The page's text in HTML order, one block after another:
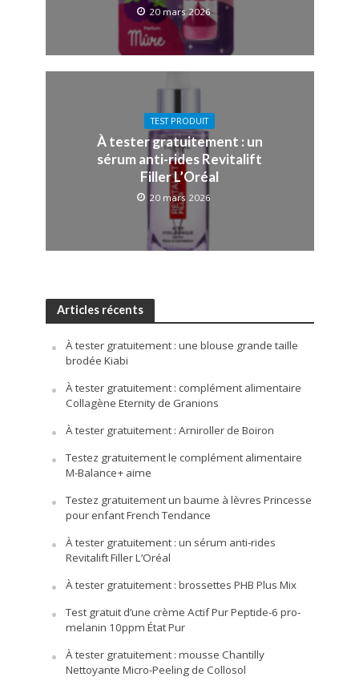
20 mars 2026
TEST PRODUIT
À tester gratuitement : un
sérum anti-rides Revitalift
Filler L’Oréal
20 mars 2026
Articles récents
À tester gratuitement : une blouse grande taille
brodée Kiabi
À tester gratuitement : complément alimentaire
Collagène Eternity de Granions
À tester gratuitement : Arniroller de Boiron
Testez gratuitement le complément alimentaire
M-Balance+ aime
Testez gratuitement un baume à lèvres Princesse
pour enfant French Tendance
À tester gratuitement : un sérum anti-rides
Revitalift Filler L’Oréal
À tester gratuitement : brossettes PHB Plus Mix
Test gratuit d’une crème Actif Pur Peptide-6 pro-
melanin 10ppm État Pur
À tester gratuitement : mousse Chantilly
Nettoyante Micro-Peeling de Collosol